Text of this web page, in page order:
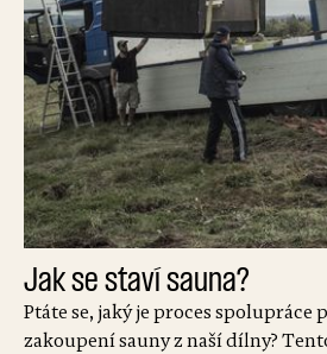
Jak se staví sauna?
Ptáte se, jaký je proces spolupráce
zakoupení sauny z naší dílny?